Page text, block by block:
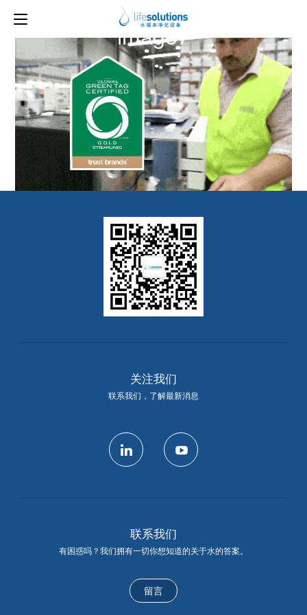
上一图片
image7
关注我们
联系我们，了解最新消息
联系我们
有困惑吗？我们拥有一切你想知道的关于水的答案。
留言